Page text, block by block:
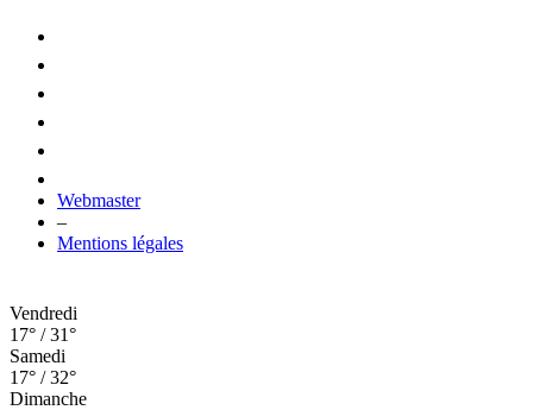
Webmaster
–
Mentions légales
Vendredi
17° / 31°
Samedi
17° / 32°
Dimanche